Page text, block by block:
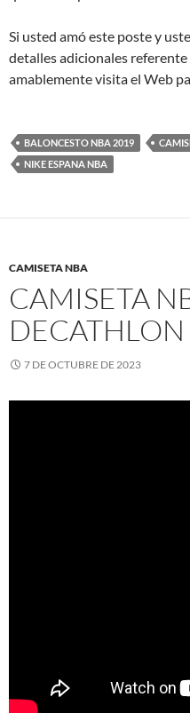
Si usted amó este poste y
detalles adicionales referente
amablemente visita el Web
BALONCESTO NBA 2019
NIKE ESPANA NBA
CAMISETA NBA
CAMISETA
DECATHLON
7 DE OCTUBRE DE 2023